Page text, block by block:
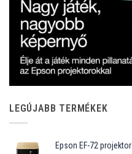
LEGÚJABB TERMÉKEK
Epson EF-72 projektor